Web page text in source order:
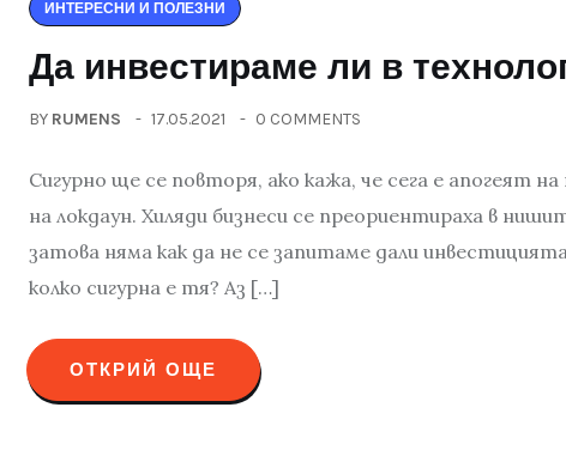
ИНТЕРЕСНИ И ПОЛЕЗНИ
Да инвестираме ли в
BY RUMENS 17.05.2021 0 COMMENTS
Сигурно ще се повторя, ако кажа, че сега е апогеят
на локдаун. Хиляди бизнеси се преориентираха в
затова няма как да не се запитаме дали
колко сигурна е тя? Аз […]
ОТКРИЙ ОЩЕ